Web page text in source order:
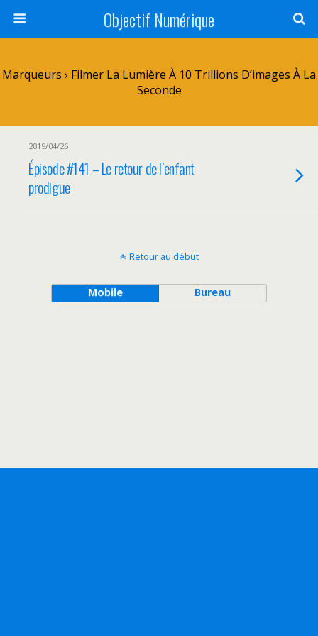
Objectif Numérique
Marqueurs › Filmer La Lumière À 10 Trillions D’images À La
Seconde
2019/04/26
Épisode #141 – Le retour de l’enfant
prodigue
Retour au début
Mobile Bureau